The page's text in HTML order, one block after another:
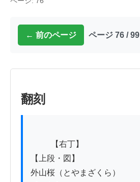
← 前のページ ページ 76 / 99
翻刻
【上段・図】
外山桜（とやまざくら）